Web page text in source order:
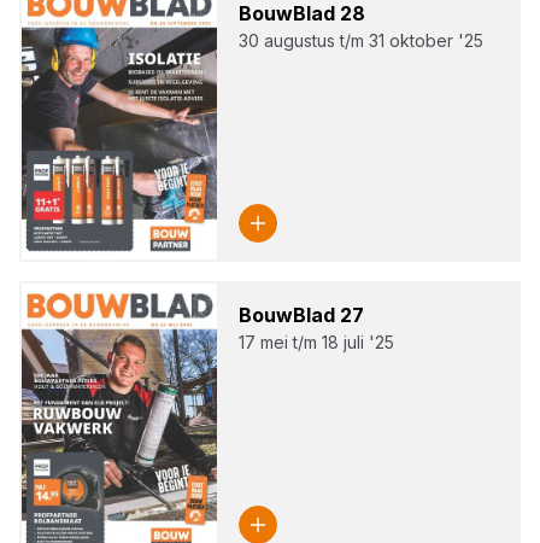
Bouw­Blad 28
30 augustus t/m 31 oktober '25
Bouw­Blad 27
17 mei t/m 18 juli '25